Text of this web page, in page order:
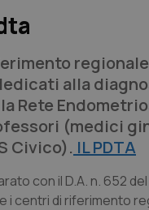
alla
Rete
(medici
Civico). IL PDTA
con il D.A. n. 652
i centri di riferimento